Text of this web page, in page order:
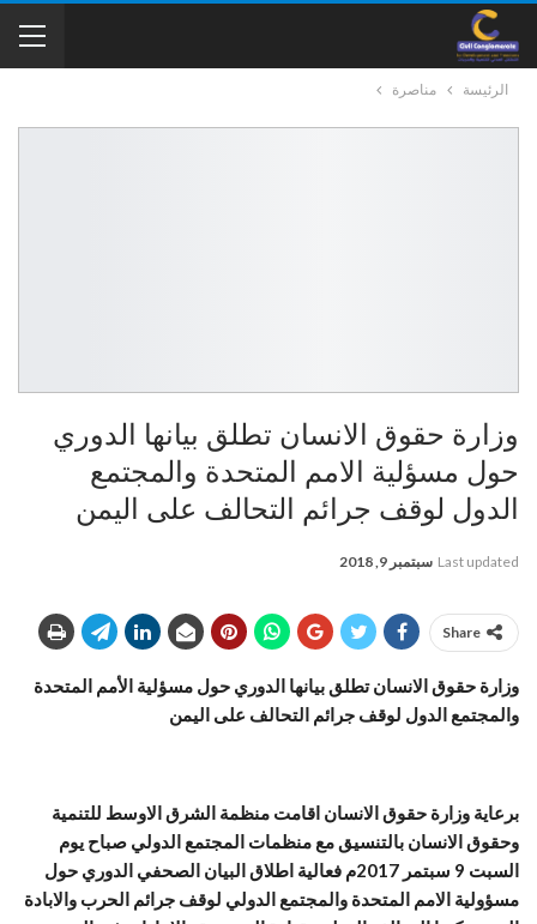
الرئيسة مناصرة
وزارة حقوق الانسان تطلق بيانها الدوري
حول مسؤلية الامم المتحدة والمجتمع
الدول لوقف جرائم التحالف على اليمن
Last updated سبتمبر 9, 2018
Share
وزارة حقوق الانسان تطلق بيانها الدوري حول مسؤلية الأمم المتحدة
والمجتمع الدول لوقف جرائم التحالف على اليمن
برعاية وزارة حقوق الانسان اقامت منظمة الشرق الاوسط للتنمية
وحقوق الانسان بالتنسيق مع منظمات المجتمع الدولي صباح يوم
السبت 9 سبتمر 2017م فعالية اطلاق البيان الصحفي الدوري حول
مسؤولية الامم المتحدة والمجتمع الدولي لوقف جرائم الحرب والابادة